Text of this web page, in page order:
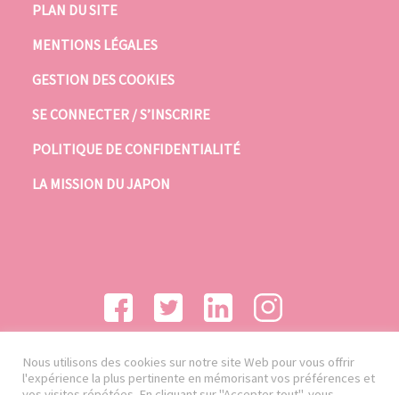
PLAN DU SITE
MENTIONS LÉGALES
GESTION DES COOKIES
SE CONNECTER / S’INSCRIRE
POLITIQUE DE CONFIDENTIALITÉ
LA MISSION DU JAPON
Nous utilisons des cookies sur notre site Web pour vous offrir
l'expérience la plus pertinente en mémorisant vos préférences et